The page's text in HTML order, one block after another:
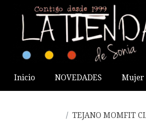
Inicio NOVEDADES Mujer
TEJANO MOMFIT